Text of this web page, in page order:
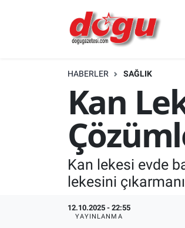
HABERLER SAĞLIK
Kan
Kan lekesi evde
lekesini
12.10.2025 - 22:55
YAYINLANMA
ERZINCAN
GÜNDEM
ERZİNCAN FOTOĞRAFLARI